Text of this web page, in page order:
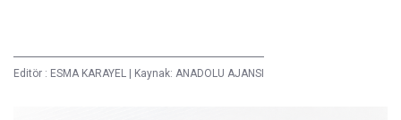
Editör : ESMA KARAYEL Kaynak: ANADOLU AJANSI